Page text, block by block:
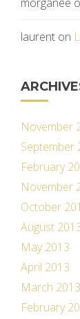
laurent on
November
September
February
November
October
August
May 2013
April 2013
March 2013
February